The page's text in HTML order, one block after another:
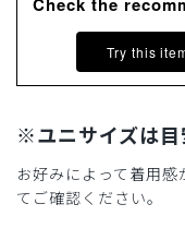
Try this
※ユニサイズは目
お好みによって着用感
てご確認ください。